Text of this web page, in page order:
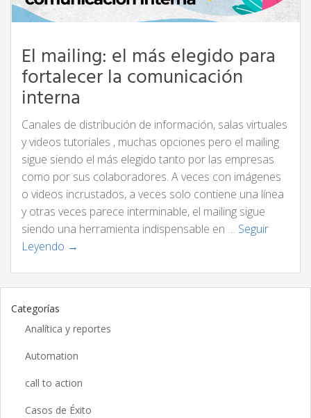
El mailing: el más elegido para
fortalecer la comunicación
interna
Canales de distribución de información, salas virtuales
y videos tutoriales , muchas opciones pero el mailing
sigue siendo el más elegido tanto por las empresas
como por sus colaboradores. A veces con imágenes
o videos incrustados, a veces solo contiene una línea
y otras veces parece interminable, el mailing sigue
siendo una herramienta indispensable en … Seguir
Leyendo →
Categorías
Analítica y reportes
Automation
call to action
Casos de Éxito